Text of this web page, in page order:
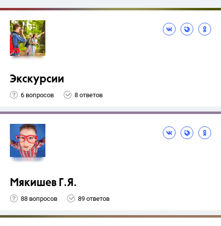
Экскурсии
6 вопросов 8 ответов
Мякишев Г.Я.
88 вопросов 89 ответов